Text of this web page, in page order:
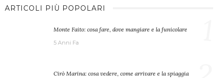
ARTICOLI PIÙ POPOLARI
Monte Faito: cosa fare, dove mangiare e la funicolare
5 Anni Fa
Cirò Marina: cosa vedere, come arrivare e la spiaggia